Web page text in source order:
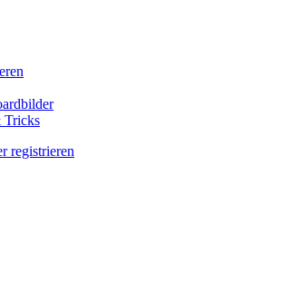
Tricks
registrieren